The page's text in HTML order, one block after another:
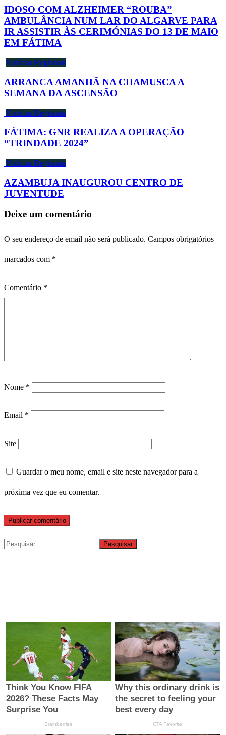
IDOSO COM ALZHEIMER “ROUBA”
AMBULÂNCIA NUM LAR DO ALGARVE PARA
IR ASSISTIR ÀS CERIMÓNIAS DO 13 DE MAIO
EM FÁTIMA
Notícias Regionais
ARRANCA AMANHÃ NA CHAMUSCA A
SEMANA DA ASCENSÃO
Notícias Regionais
FÁTIMA: GNR REALIZA A OPERAÇÃO
“TRINDADE 2024”
Notícias Regionais
AZAMBUJA INAUGUROU CENTRO DE
JUVENTUDE
Deixe um comentário
O seu endereço de email não será publicado. Campos obrigatórios
marcados com *
Comentário *
Nome *
Email *
Site
Guardar o meu nome, email e site neste navegador para a
próxima vez que eu comentar.
Pesquisar
por: